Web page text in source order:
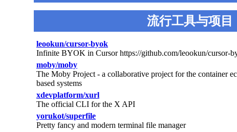
流行工具与项目
leookun/cursor-byok
Infinite BYOK in Cursor https://github.com/leookun/cursor-
moby/moby
The Moby Project - a collaborative project for the container
based systems
xdevplatform/xurl
The official CLI for the X API
yorukot/superfile
Pretty fancy and modern terminal file manager